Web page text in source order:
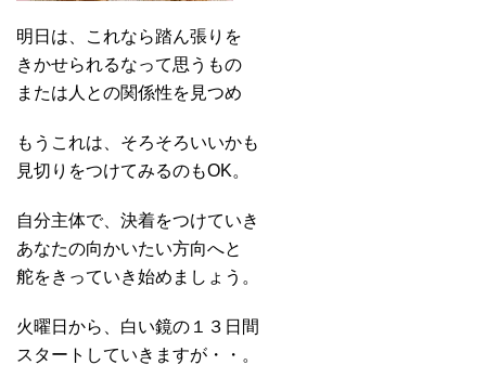
明日は、これなら踏ん張りを
きかせられるなって思うもの
または人との関係性を見つめ
もうこれは、そろそろいいかも
見切りをつけてみるのもOK。
自分主体で、決着をつけていき
あなたの向かいたい方向へと
舵をきっていき始めましょう。
火曜日から、白い鏡の１３日間
スタートしていきますが・・。